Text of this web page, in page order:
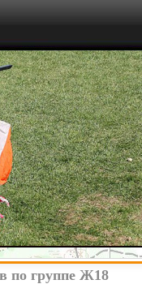
по группе Ж18